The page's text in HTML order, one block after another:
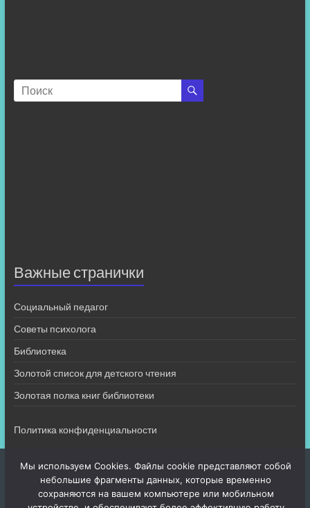
Важные странички
Социальный педагог
Советы психолога
Библиотека
Золотой список для детского чтения
Золотая полка книг библиотеки
Политика конфиденциальности
Мы используем Cookies. Файлы cookie представляют собой
небольшие фрагменты данных, которые временно
сохраняются на вашем компьютере или мобильном